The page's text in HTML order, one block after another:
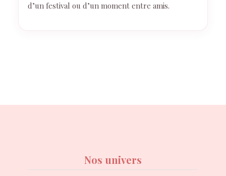
d’un festival ou d’un moment entre amis.
Nos univers